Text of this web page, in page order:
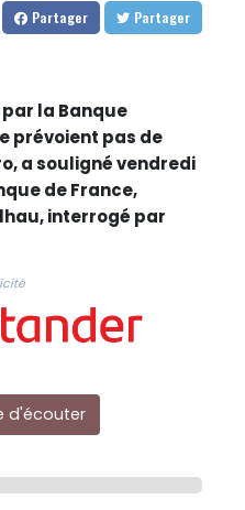
Partager Partager
la Banque
prévoient pas de
a souligné vendredi
de France,
interrogé par
d'écouter